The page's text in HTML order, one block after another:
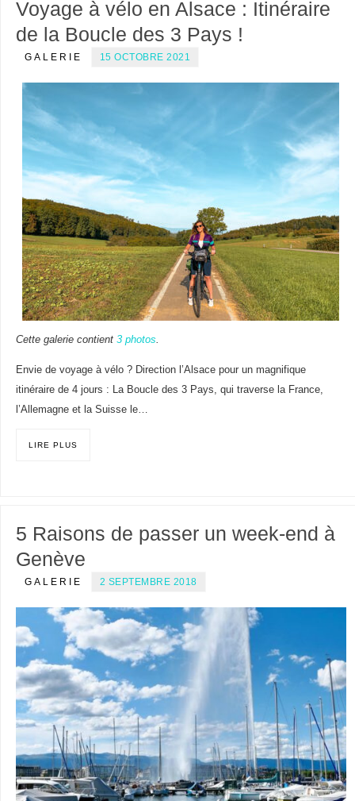
Voyage à vélo en Alsace : Itinéraire
de la Boucle des 3 Pays !
GALERIE 15 OCTOBRE 2021
Cette galerie contient 3 photos
Envie de voyage à vélo ? Direction l’Alsace pour un magnifique
itinéraire de 4 jours : La Boucle des 3 Pays, qui traverse la France,
l’Allemagne et la Suisse le…
LIRE PLUS
5 Raisons de passer un week-end à
Genève
GALERIE 2 SEPTEMBRE 2018